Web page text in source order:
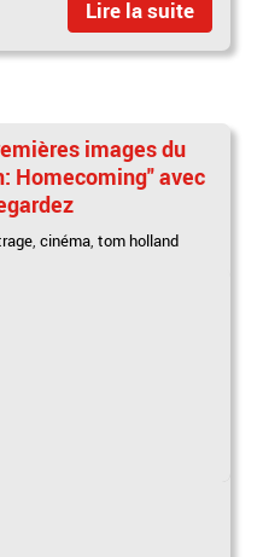
Lire la suite
images du
Homecoming" avec
,cinéma,tom holland